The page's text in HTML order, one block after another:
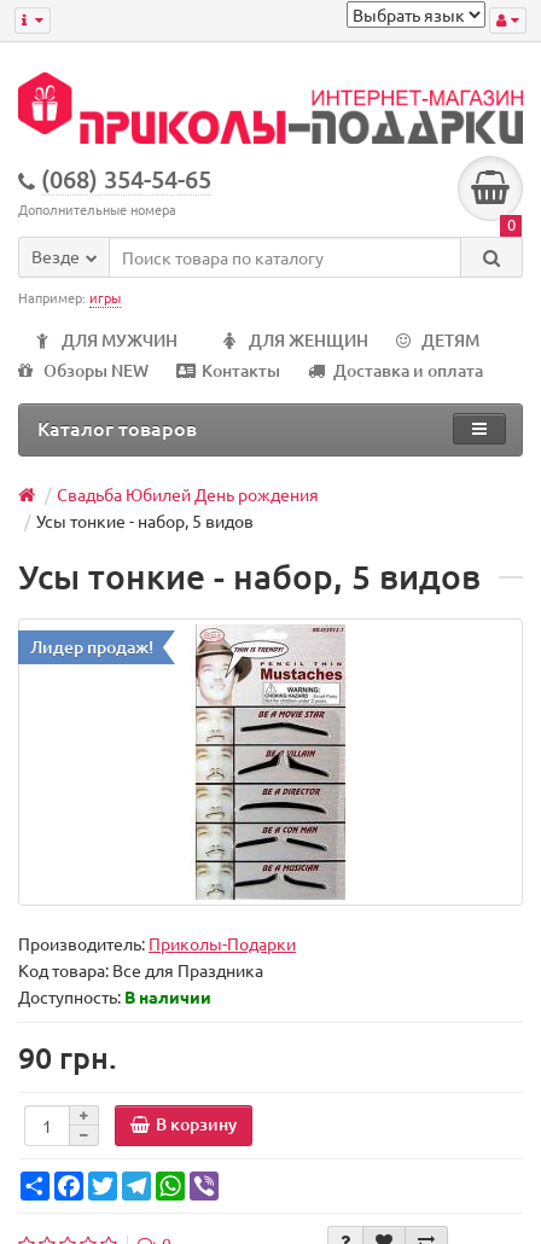
(068) 354-54-65
Дополнительные номера
0
Везде
Например: игры
ДЛЯ МУЖЧИН ДЛЯ ЖЕНЩИН
ДЕТЯМ
Обзоры NEW
Контакты Доставка и оплата
Каталог товаров
Свадьба Юбилей День рождения
Усы тонкие - набор, 5 видов
Усы тонкие - набор, 5 видов
Лидер продаж!
Производитель: Приколы-Подарки
Код товара: Все для Праздника
Доступность: В наличии
90 грн.
В корзину
Share FacebookTwitterTelegramWhatsApp